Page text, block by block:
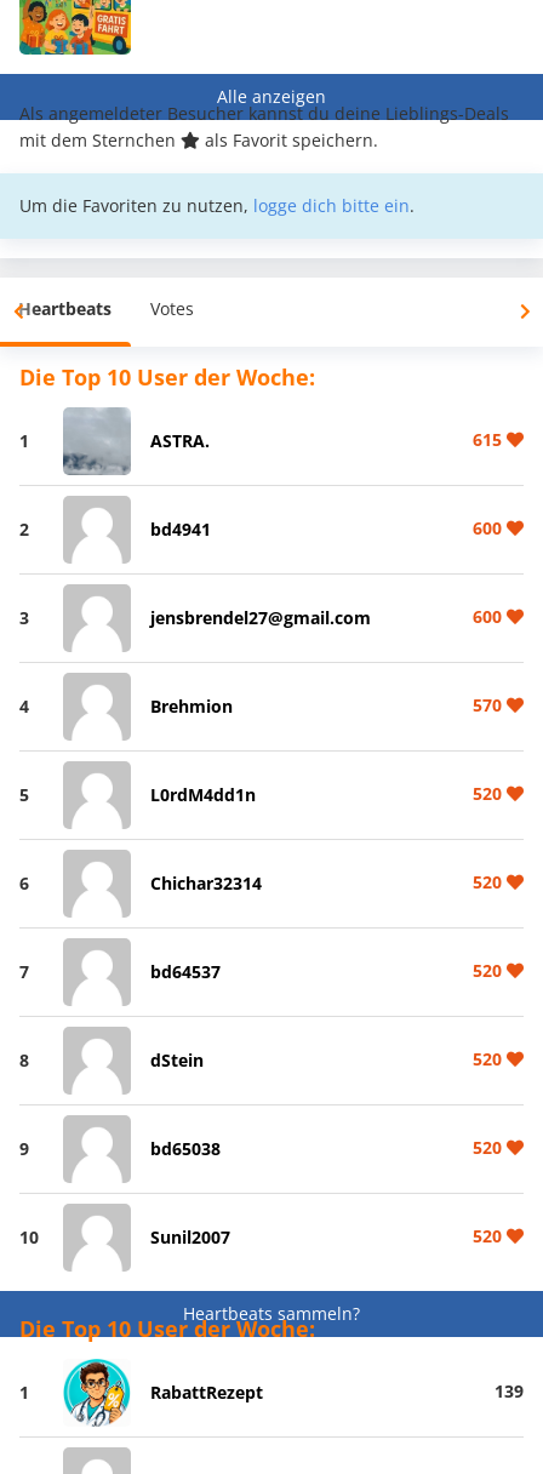
Alle anzeigen
Als angemeldeter Besucher kannst du deine Lieblings-Deals
mit dem Sternchen
als Favorit speichern.
Um die Favoriten zu nutzen, logge dich bitte ein.
Heartbeats Votes
Die Top 10 User der Woche:
1 ASTRA. 615
2 bd4941 600
3 jensbrendel27@gmail.com 600
4 Brehmion 570
5 L0rdM4dd1n 520
6 Chichar32314 520
7 bd64537 520
8 dStein 520
9 bd65038 520
10 Sunil2007 520
Heartbeats sammeln?
Die Top 10 User der Woche:
1 RabattRezept 139